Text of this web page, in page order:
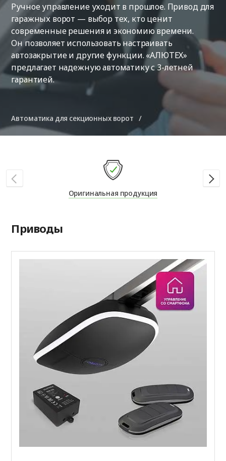
Ручное управление уходит в прошлое. Привод для
гаражных ворот — выбор тех, кто ценит
современные решения и экономию времени.
Он позволяет использовать настраивать
автозакрытие и другие функции. «АЛЮТЕХ»
предлагает надежную автоматику с 3-летней
гарантией.
Автоматика для секционных ворот
Оригинальная продукция
Приводы